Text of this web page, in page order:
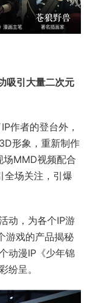
吸引大量二次元
作者的登台外，
形象，重新制作
场MMD视频配合
全场关注，引爆
动，为各个IP游
游戏的产品揭秘
动漫IP《少年锦
纷呈。